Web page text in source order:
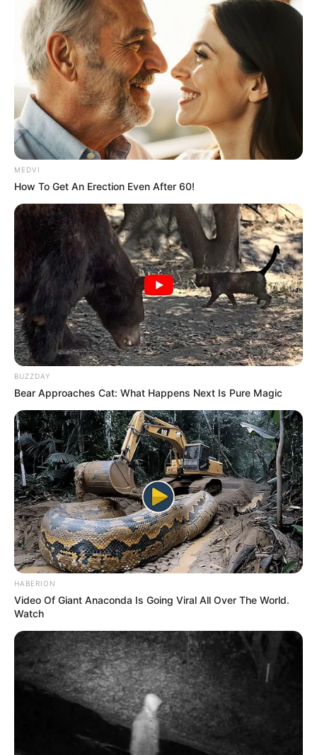
R$ 2.424: Portaria e Lei Federal garantem que agentes de
saúde possuem direito ao Incentivo Financeiro Adicional
O FNS a qualquer momento deverá repassar os recursos
destinados ao pagamento dos agentes comunitários e de
endemias. —Foto: JASB.
Com a aproximação do dia do pagamento do IFA - Incentivo
Financeiro Adicional (uma gratificação de final de ano a ser paga
aos agentes comunitários de saúde e agentes de combate às
endemias) os ânimos entre os agentes e os maus gestores, que
negam o direito, começam a se exaltar.
A novidade é que, nesse ano, o valor a ser pago chega
próximo a um bilhãode reais, precisamente R$
MEDVI
How To Get An Erection Even After 60!
BUZZDAY
Bear Approaches Cat: What Happens Next Is Pure Magic
HABERION
Video Of Giant Anaconda Is Going Viral All Over The World.
Watch